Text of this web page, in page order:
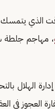
الذي يتمسك
، مهاجم جلطة
الهلال
العجوز في